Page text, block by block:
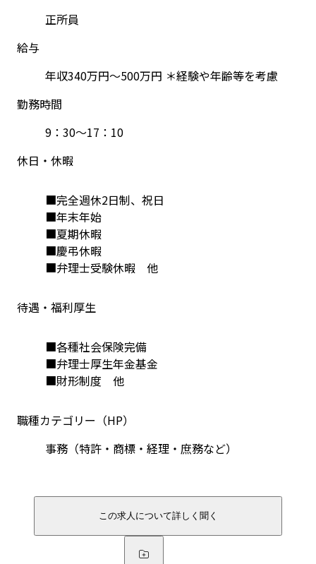
正所員
給与
年収340万円〜500万円 ＊経験や年齢等を考慮
勤務時間
9：30～17：10
休日・休暇
■完全週休2日制、祝日
■年末年始
■夏期休暇
■慶弔休暇
■弁理士受験休暇　他
待遇・福利厚生
■各種社会保険完備
■弁理士厚生年金基金
■財形制度　他
職種カテゴリー（HP）
事務（特許・商標・経理・庶務など）
この求人について詳しく聞く